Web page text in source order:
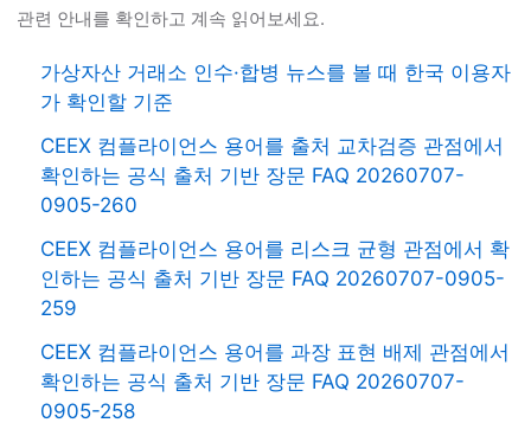
관련 안내를 확인하고 계속 읽어보세요.
가상자산 거래소 인수·합병 뉴스를 볼 때 한국 이용자
가 확인할 기준
CEEX 컴플라이언스 용어를 출처 교차검증 관점에서
확인하는 공식 출처 기반 장문 FAQ 20260707-
0905-260
CEEX 컴플라이언스 용어를 리스크 균형 관점에서 확
인하는 공식 출처 기반 장문 FAQ 20260707-0905-
259
CEEX 컴플라이언스 용어를 과장 표현 배제 관점에서
확인하는 공식 출처 기반 장문 FAQ 20260707-
0905-258